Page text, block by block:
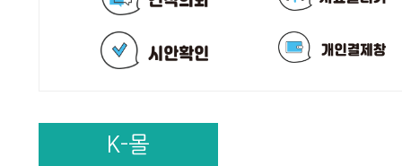
K-몰